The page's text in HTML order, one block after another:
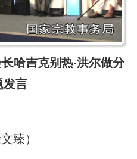
哈吉克别热·洪尔做分
发言
臻）